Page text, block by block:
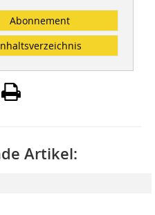
Abonnement
Artikel: